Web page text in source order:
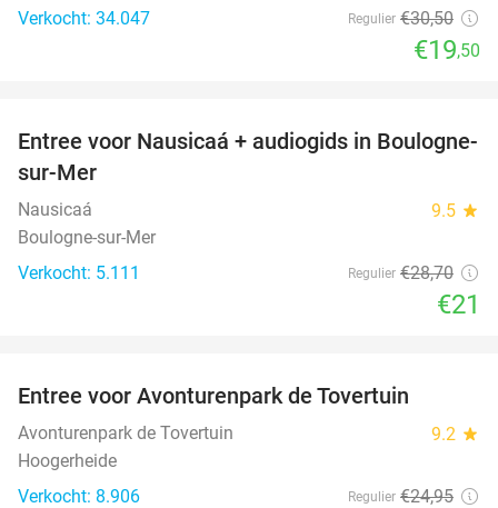
Verkocht: 34.047
Regulier €30,50
€19,50
27%
Entree voor Nausicaá + audiogids in Boulogne-
sur-Mer
Nausicaá 9.5 star
Boulogne-sur-Mer
Verkocht: 5.111
Regulier €28,70
€21
Entree voor Avonturenpark de Tovertuin
Avonturenpark de Tovertuin 9.2 star
Hoogerheide
Verkocht: 8.906
Regulier €24,95